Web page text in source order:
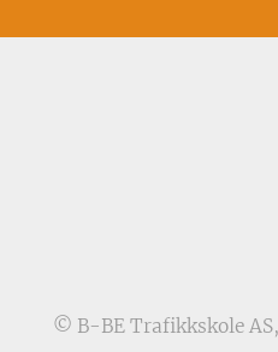
© B-BE Trafikkskole